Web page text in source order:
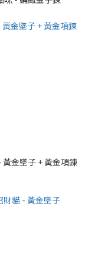
黃金墜子 + 黃金項鍊